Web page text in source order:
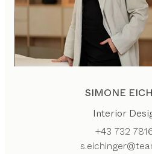
SIMONE
Interior
+43 732